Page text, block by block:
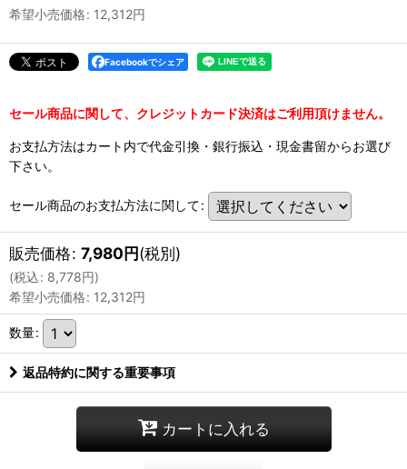
希望小売価格: 12,312円
Facebookでシェア
セール商品に関して、クレジットカード決済はご利用頂けません。
お支払方法はカート内で代金引換・銀行振込・現金書留からお選び
下さい。
セール商品のお支払方法に関して:
販売価格: 7,980円(税別)
(税込: 8,778円)
希望小売価格: 12,312円
数量:
返品特約に関する重要事項
カートに入れる